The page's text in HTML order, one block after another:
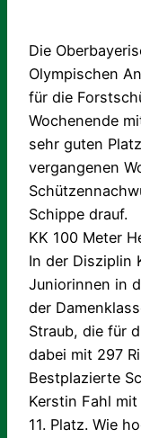
Die
Olympischen
für die
Wochenende
sehr guten
vergangenen
Schippe drauf.
KK 100 Meter
In der Disziplin
Juniorinnen in
der
Straub, die für
dabei mit 297
Bestplazierte
Kerstin Fahl
11. Platz. Wie